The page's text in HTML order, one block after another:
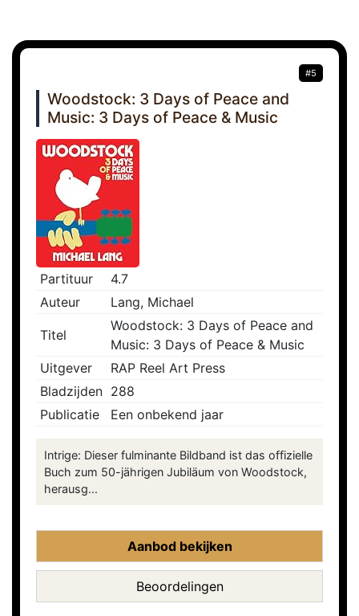
#5
Woodstock: 3 Days of Peace and
Music: 3 Days of Peace & Music
Partituur
4.7
Auteur
Lang, Michael
Titel
Woodstock: 3 Days of Peace and
Music: 3 Days of Peace & Music
Uitgever
RAP Reel Art Press
Bladzijden 288
Publicatie
Een onbekend jaar
Intrige: Dieser fulminante Bildband ist das offizielle
Buch zum 50-jährigen Jubiläum von Woodstock,
herausg...
Aanbod bekijken
Beoordelingen